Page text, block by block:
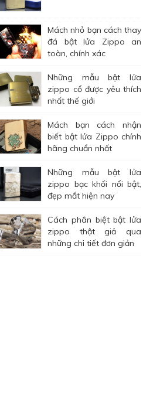
Mách nhỏ bạn cách thay
đá bật lửa Zippo an
toàn, chính xác
Những mẫu bật lửa
zippo cổ được yêu thích
nhất thế giới
Mách bạn cách nhận
biết bật lửa Zippo chính
hãng chuẩn nhất
Những mẫu bật lửa
zippo bạc khối nổi bật,
đẹp mắt hiện nay
Cách phân biệt bật lửa
zippo thật giả qua
những chi tiết đơn giản